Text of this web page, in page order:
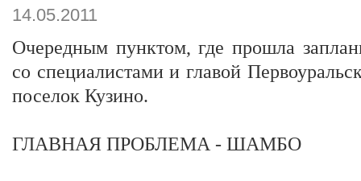
14.05.2011
Очередным пунктом, где прошла
со специалистами и главой
поселок Кузино.
ГЛАВНАЯ ПРОБЛЕМА - ШАМБО